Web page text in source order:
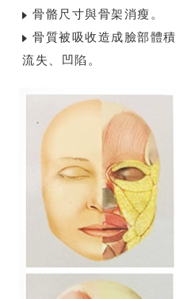
⾻骼尺⼨與⾻架消瘦。
⾻質被吸收造成臉部體積
流失、凹陷。